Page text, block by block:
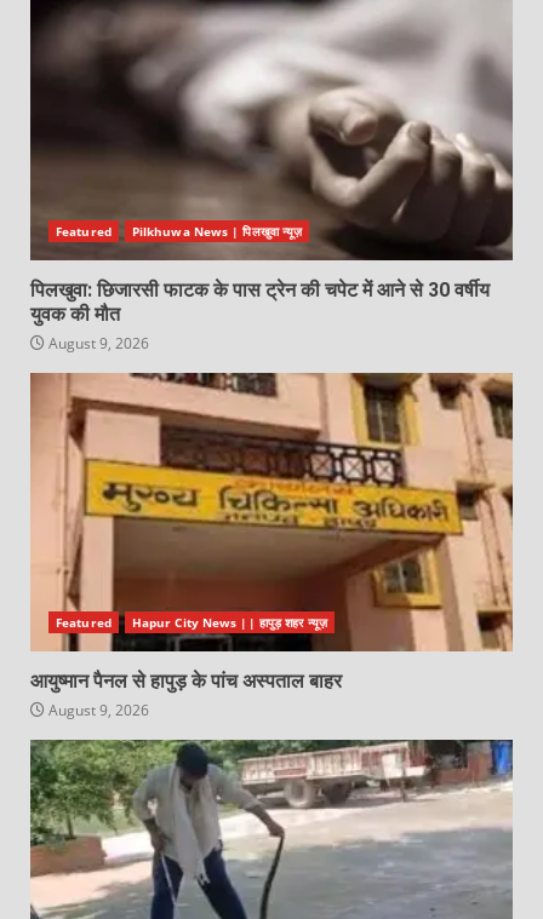
Featured Pilkhuwa News | पिलखुवा न्यूज़
पिलखुवा: छिजारसी फाटक के पास ट्रेन की चपेट में आने से 30 वर्षीय
युवक की मौत
August 9, 2026
Featured Hapur City News || हापुड़ शहर न्यूज़
आयुष्मान पैनल से हापुड़ के पांच अस्पताल बाहर
August 9, 2026